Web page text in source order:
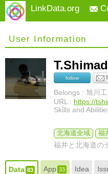
LinkData.org
User Information
follow
Belongs : 旭川
URL : https://
Skills and
北海道全域 福
福井と北海道の
Data83 App33 Idea